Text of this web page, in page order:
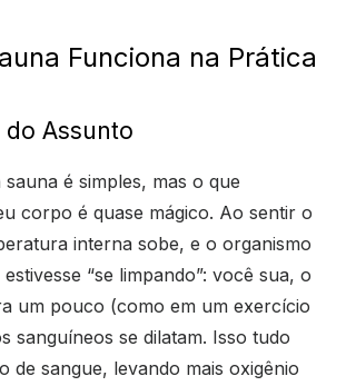
Funciona na Prática
do Assunto
é simples, mas o que
corpo é quase mágico. Ao sentir o
interna sobe, e o organismo
“se limpando”: você sua, o
um pouco (como em um exercício
sanguíneos se dilatam. Isso tudo
de sangue, levando mais oxigênio